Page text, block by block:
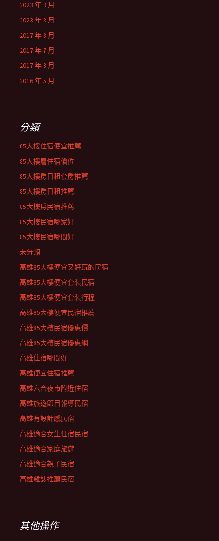
2023 年 9 月
2023 年 8 月
2017 年 8 月
2017 年 7 月
2017 年 3 月
2016 年 5 月
分類
85大樓住宿便宜推薦
85大樓層住宿價位
85大樓房日租套房推薦
85大樓房日租推薦
85大樓房民宿推薦
85大樓民宿哪家好
85大樓民宿哪間好
未分類
高雄85大樓便宜又好玩的民宿
高雄85大樓便宜套裝民宿
高雄85大樓便宜套裝行程
高雄85大樓便宜民宿推薦
高雄85大樓民宿優惠價
高雄85大樓民宿優惠網
高雄住宿哪間好
高雄便宜住宿推薦
高雄六合夜市附近住宿
高雄旅遊節目報導民宿
高雄有設計感民宿
高雄適合女生住宿民宿
高雄適合家庭旅遊
高雄適合親子民宿
高雄雜誌推薦民宿
其他操作